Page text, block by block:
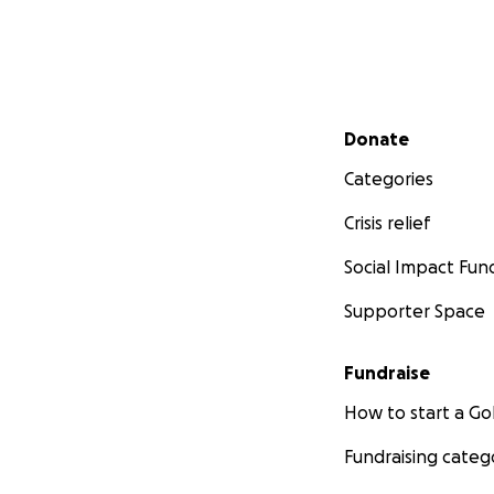
Secondary menu
Donate
Categories
Crisis relief
Social Impact
Supporter Space
Fundraise
How to start a
Fundraising